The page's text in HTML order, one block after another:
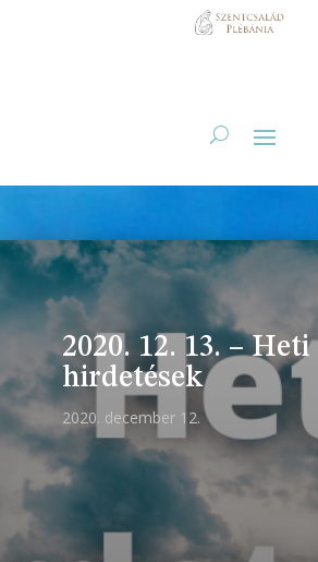
2020. 12. 13. – Heti
hirdetések
2020. december 12.